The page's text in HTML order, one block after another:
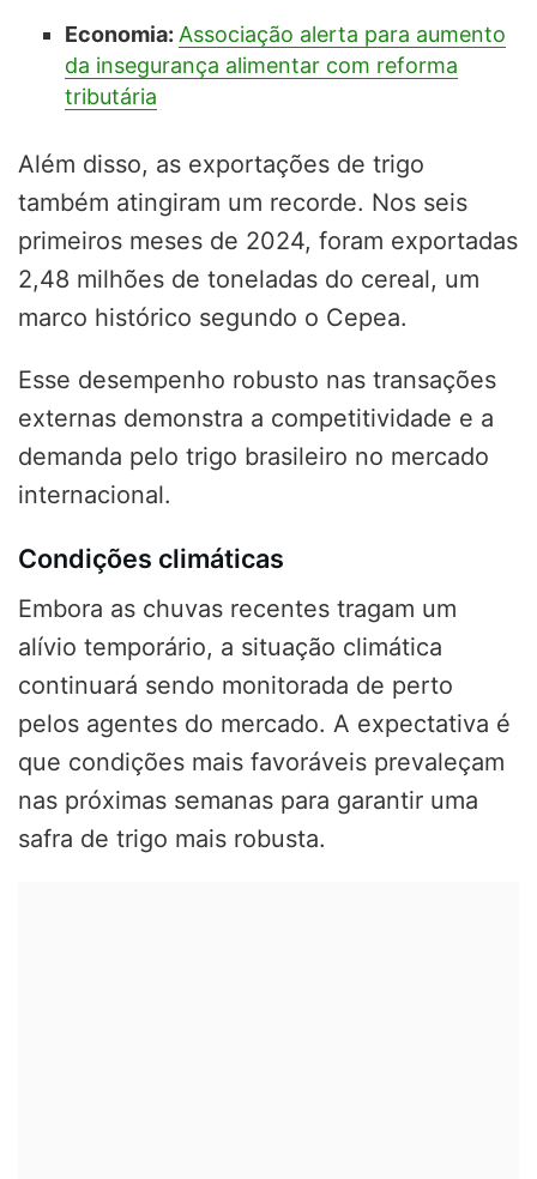
Economia: Associação alerta para aumento
da insegurança alimentar com reforma
tributária
Além disso, as exportações de trigo
também atingiram um recorde. Nos seis
primeiros meses de 2024, foram exportadas
2,48 milhões de toneladas do cereal, um
marco histórico segundo o Cepea.
Esse desempenho robusto nas transações
externas demonstra a competitividade e a
demanda pelo trigo brasileiro no mercado
internacional.
Condições climáticas
Embora as chuvas recentes tragam um
alívio temporário, a situação climática
continuará sendo monitorada de perto
pelos agentes do mercado. A expectativa é
que condições mais favoráveis prevaleçam
nas próximas semanas para garantir uma
safra de trigo mais robusta.